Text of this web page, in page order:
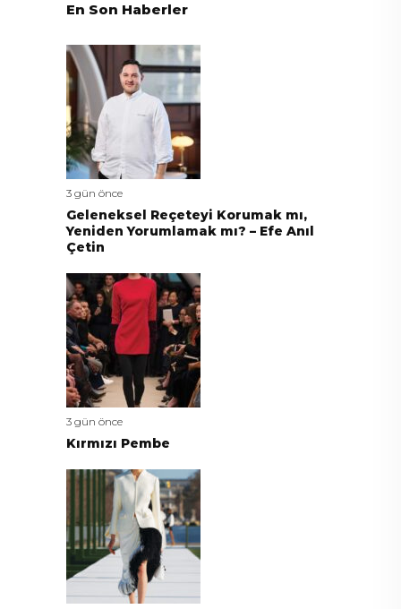
En Son Haberler
3 gün önce
Geleneksel Reçeteyi Korumak mı,
Yeniden Yorumlamak mı? – Efe Anıl
Çetin
3 gün önce
Kırmızı Pembe